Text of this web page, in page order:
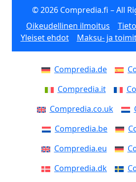
© 2026 Compredia.fi – All
Oikeudellinen ilmoitus
Yleiset ehdot
Maksu- ja
Compredia.de
Compredia.it
Compredia.co.uk
Compredia.be
Compredia.eu
Compredia.dk